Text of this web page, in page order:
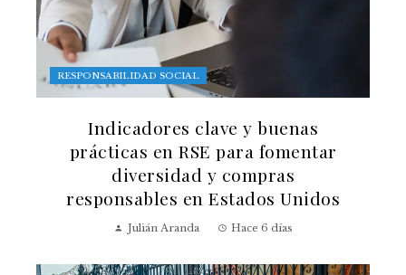
RESPONSABILIDAD SOCIAL
Indicadores clave y buenas
prácticas en RSE para fomentar
diversidad y compras
responsables en Estados Unidos
Julián Aranda Hace 6 días